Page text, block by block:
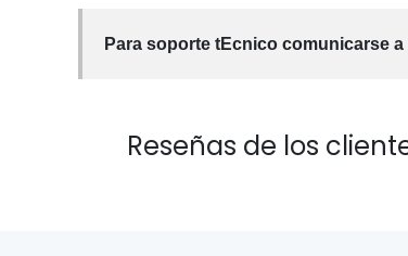
Para soporte tEcnico comunicarse
Reseñas de los